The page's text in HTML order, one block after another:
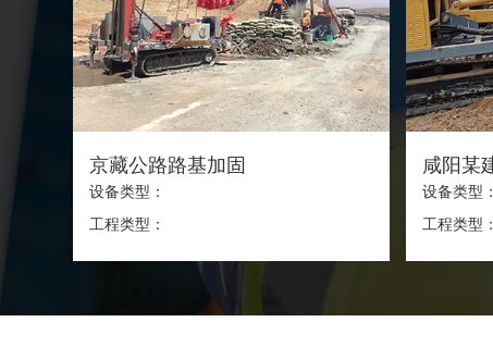
京藏公路路基加固
设备类型：
工程类型：
设备类型：
工程类型：